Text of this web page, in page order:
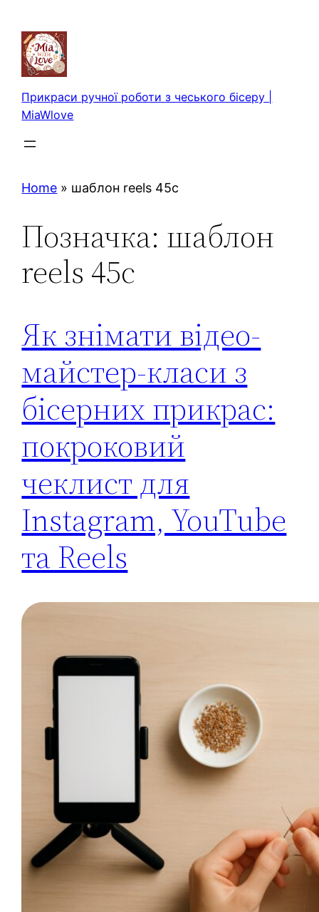
вмісту
Прикраси ручної роботи з чеського бісеру |
MiaWlove
Home » шаблон reels 45с
Позначка: шаблон
reels 45с
Як знімати відео-
майстер-класи з
бісерних прикрас:
покроковий
чеклист для
Instagram, YouTube
та Reels